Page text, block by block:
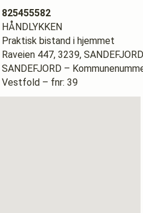
825455582
HÅNDLYKKEN
Praktisk bistand i hjemmet
Raveien 447, 3239, SANDEFJORD
SANDEFJORD –
Vestfold – fnr: 39